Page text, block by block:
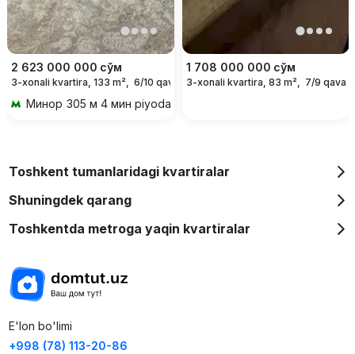
2 623 000 000 сўм
3-xonali kvartira, 133 m², 6/10 qavat
Минор 305 м 4 мин piyoda
1 708 000 000 сўм
3-xonali kvartira, 83 m², 7/9 qavat
Toshkent tumanlaridagi kvartiralar
Shuningdek qarang
Toshkentda metroga yaqin kvartiralar
E'lon bo'limi
+998 (78) 113-20-86